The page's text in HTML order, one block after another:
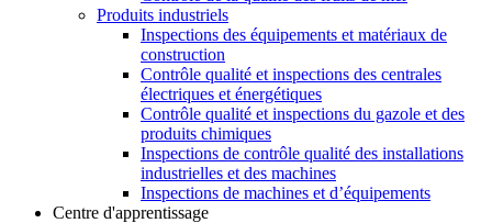
Produits industriels
Inspections des équipements et matériaux de
construction
Contrôle qualité et inspections des centrales
électriques et énergétiques
Contrôle qualité et inspections du gazole et des
produits chimiques
Inspections de contrôle qualité des installations
industrielles et des machines
Inspections de machines et d’équipements
Centre d'apprentissage